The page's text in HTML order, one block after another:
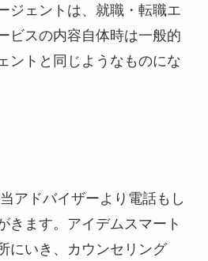
ジェントは、就職・転職エ
ビスの内容自体時は一般的
ントと同じようなものにな
アドバイザーより電話もし
きます。アイデムスマート
にいき、カウンセリング